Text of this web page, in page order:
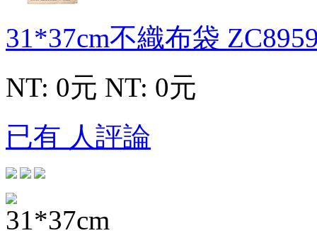
31*37cm不織布袋
NT: 0元 NT: 0元
已有 人評論